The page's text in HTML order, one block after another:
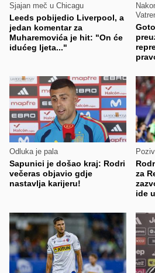
Sjajan meč u Chicagu
Leeds pobijedio Liverpool, a
jedan komentar za
Muharemovića je hit: "On će
idućeg ljeta..."
Odluka je pala
Sapunici je došao kraj: Rodri
večeras objavio gdje
nastavlja karijeru!
za
ide